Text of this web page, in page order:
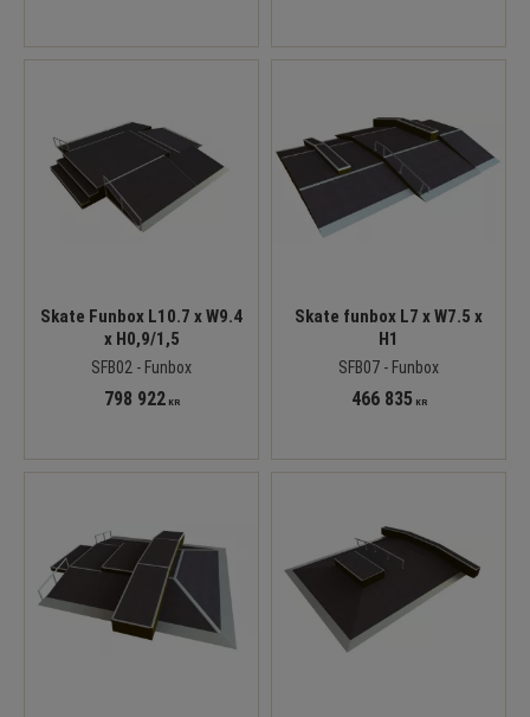
Skate Funbox L10.7 x W9.4
x H0,9/1,5
SFB02 - Funbox
798 922KR
Skate funbox L7 x W7.5 x
H1
SFB07 - Funbox
466 835 KR